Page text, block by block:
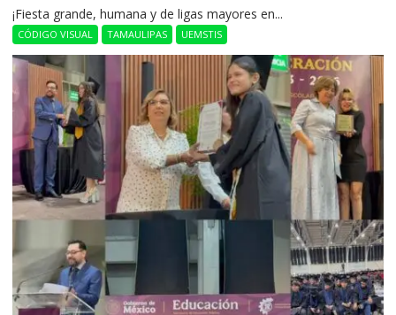
​¡Fiesta grande, humana y de ligas mayores en...
CÓDIGO VISUAL TAMAULIPAS UEMSTIS